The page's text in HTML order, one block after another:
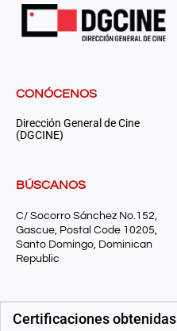
CONÓCENOS
Dirección General de Cine
(DGCINE)
BÚSCANOS
C/ Socorro Sánchez No.152,
Gascue, Postal Code 10205,
Santo Domingo, Dominican
Republic
Certificaciones obtenidas